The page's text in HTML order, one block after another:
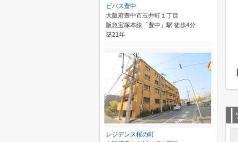
ビバス豊中
大阪府豊中市玉井町１丁目
阪急宝塚本線「豊中」駅 徒歩4分
築21年
レジデンス桜の町